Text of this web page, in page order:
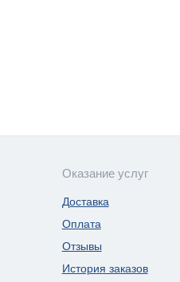
Оказание услуг
Доставка
Оплата
Отзывы
История заказов